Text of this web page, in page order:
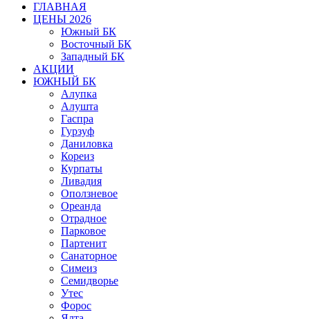
ГЛАВНАЯ
ЦЕНЫ 2026
Южный БК
Восточный БК
Западный БК
АКЦИИ
ЮЖНЫЙ БК
Алупка
Алушта
Гаспра
Гурзуф
Даниловка
Кореиз
Курпаты
Ливадия
Оползневое
Ореанда
Отрадное
Парковое
Партенит
Санаторное
Симеиз
Семидворье
Утес
Форос